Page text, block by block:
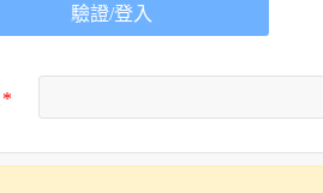
驗證/登入